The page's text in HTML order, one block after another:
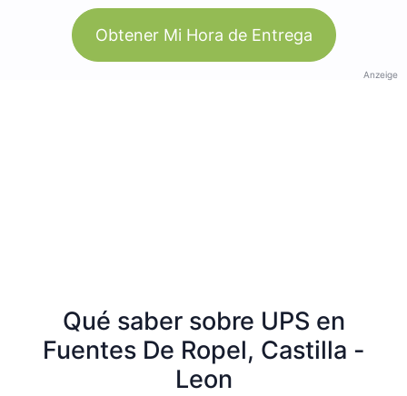
Obtener Mi Hora de Entrega
Anzeige
Qué saber sobre UPS en
Fuentes De Ropel, Castilla -
Leon